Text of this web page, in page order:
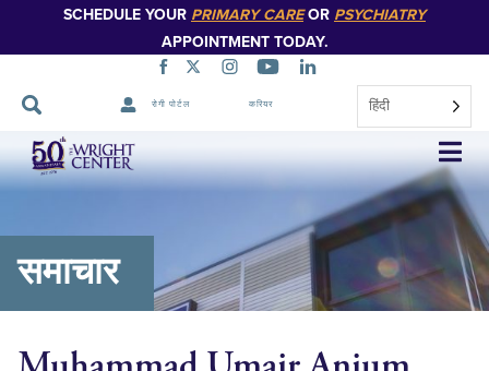
SCHEDULE YOUR PRIMARY CAREOR PSYCHIATRY
APPOINTMENT TODAY.
रोगी पोर्टल करियर हिंदी
नेविगेशन
छोड़ें
समाचार